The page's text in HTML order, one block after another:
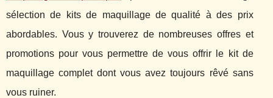
sélection de kits de maquillage de qualité à des prix
abordables. Vous y trouverez de nombreuses offres et
promotions pour vous permettre de vous offrir le kit de
maquillage complet dont vous avez toujours rêvé sans
vous ruiner.